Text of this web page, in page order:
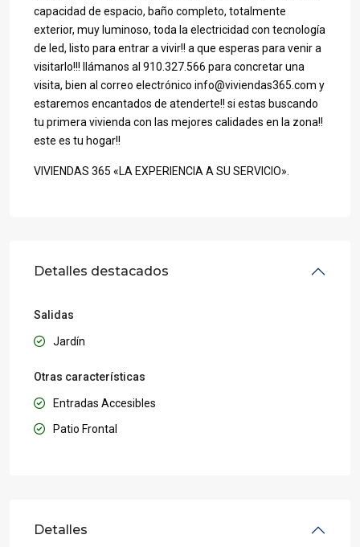
capacidad de espacio, baño completo, totalmente
exterior, muy luminoso, toda la electricidad con tecnología
de led, listo para entrar a vivir!! a que esperas para venir a
visitarlo!!! llámanos al 910.327.566 para concretar una
visita, bien al correo electrónico info@viviendas365.com y
estaremos encantados de atenderte!! si estas buscando
tu primera vivienda con las mejores calidades en la zona!!
este es tu hogar!!
VIVIENDAS 365 «LA EXPERIENCIA A SU SERVICIO».
Detalles destacados
Salidas
Jardín
Otras características
Entradas Accesibles
Patio Frontal
Detalles